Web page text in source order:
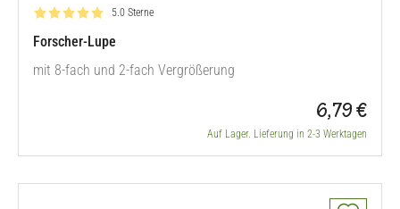
Bewertung: 5.0 von 5
5.0 Sterne
Forscher-Lupe
mit 8-fach und 2-fach Vergrößerung
6,79 €
Auf Lager. Lieferung in 2-3 Werktagen